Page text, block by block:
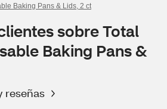
Baking Pans & Lids, 2 ct
sobre Total
Baking Pans &
reseñas